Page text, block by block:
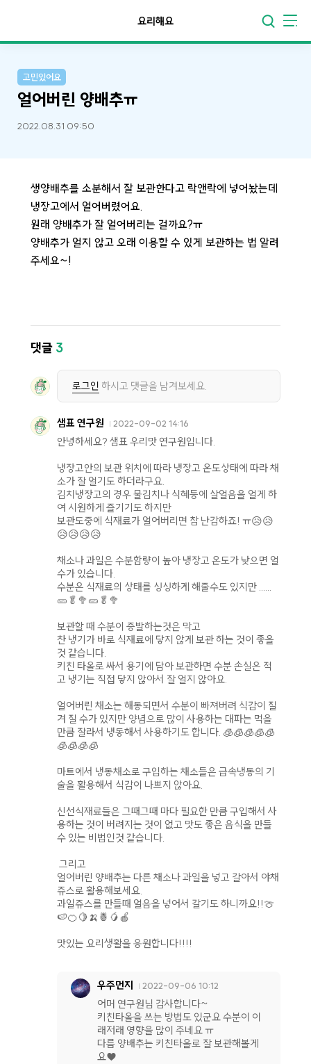
요리해요
고민있어요
얼어버린 양배추ㅠ
2022.08.31 09:50
생양배추를 소분해서 잘 보관한다고 락앤락에 넣어놨는데
냉장고에서 얼어버렸어요.
원래 양배추가 잘 얼어버리는 걸까요?ㅠ
양배추가 얼지 않고 오래 이용할 수 있게 보관하는 법 알려
주세요~!
댓글 3
로그인 하시고 댓글을 남겨보세요.
샘표 연구원 2022-09-02 14:16
안녕하세요? 샘표 우리맛 연구원입니다.
냉장고안의 보관 위치에 따라 냉장고 온도상태에 따라 채
소가 잘 얼기도 하더라구요.
김치냉장고의 경우 물김치나 식혜등에 살얼음을 얼게 하
여 시원하게 즐기기도 하지만
보관도중에 식재료가 얼어버리면 참 난감하죠! ㅠ😥😥
😥😥😥😥
채소나 과일은 수분함량이 높아 냉장고 온도가 낮으면 얼
수가 있습니다.
수분은 식재료의 상태를 싱싱하게 해줄수도 있지만 ......
🥒🥬🥦🥒🥬🥦
보관할 때 수분이 증발하는것은 막고
찬 냉기가 바로 식재료에 닿지 않게 보관 하는 것이 좋을
것 같습니다.
키친 타올로 싸서 용기에 담아 보관하면 수분 손실은 적
고 냉기는 직접 닿지 않아서 잘 얼지 않아요.
얼어버린 채소는 해동되면서 수분이 빠져버려 식감이 질
겨 질 수가 있지만 양념으로 많이 사용하는 대파는 먹을
만큼 잘라서 냉동해서 사용하기도 합니다. 🧊🧊🧊🧊🧊
🧊🧊🧊🧊
마트에서 냉동채소로 구입하는 채소들은 급속냉동의 기
술을 활용해서 식감이 나쁘지 않아요.
신선식재료들은 그때그때 마다 필요한 만큼 구입해서 사
용하는 것이 버려지는 것이 없고 맛도 좋은 음식을 만들
수 있는 비법인것 같습니다.
그리고
얼어버린 양배추는 다른 채소나 과일을 넣고 갈아서 야채
쥬스로 활용해보세요.
과일쥬스를 만들때 얼음을 넣어서 갈기도 하니까요!!🍈
🍉🍊🍋🍌🍍🥭🍎
맛있는 요리생활을 응원합니다!!!!
우주먼지 2022-09-06 10:12
어머 연구원님 감사합니다~
키친타올을 쓰는 방법도 있군요 수분이 이
래저래 영향을 많이 주네요 ㅠ
다름 양배추는 키친타올로 잘 보관해볼게
요♥